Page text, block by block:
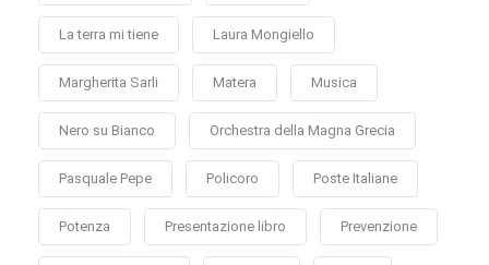
La terra mi tiene Laura Mongiello
Margherita Sarli Matera Musica
Nero su Bianco Orchestra della Magna Grecia
Pasquale Pepe Policoro Poste Italiane
Potenza Presentazione libro Prevenzione